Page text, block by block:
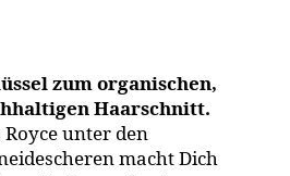
zum organischen,
Haarschnitt.
Royce unter den
macht Dich